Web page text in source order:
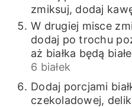
zmiksuj, dodaj
W drugiej misce
dodaj po trochu
aż białka będą
6 białek
Dodaj porcjami
czekoladowej,